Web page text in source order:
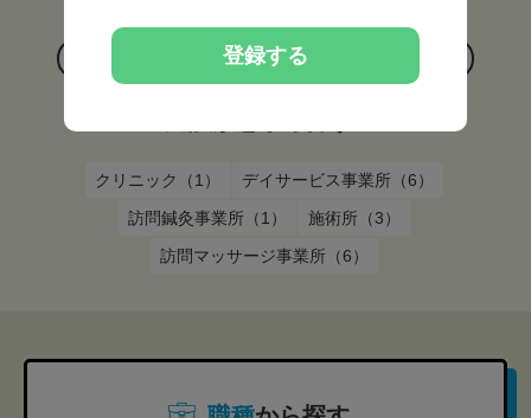
あん摩マッサージ指圧師
クリニック（1）
デイサービス事業所（6）
訪問鍼灸事業所（1）
施術所（3）
訪問マッサージ事業所（6）
登録する